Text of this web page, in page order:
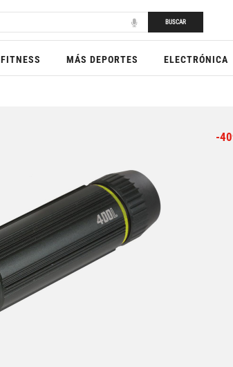
BUSCAR
FITNESS MÁS DEPORTES ELECTRÓNICA
-40